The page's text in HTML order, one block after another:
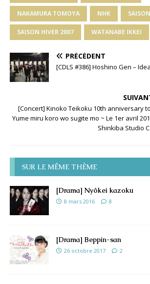
NAKAMURA TOMOYA NHK
SAISON HIVER 2007 WATANABE IKKEI
PRÉCÉDENT
[CDLS #386] Hoshino Gen – Idea
[Concert] Kinoko Teikoku 10th anniversary
Yume miru koro wo sugite mo ~ Le 1er avril
Shinkiba Studio
SUR LE MÊME THÈME
[Drama] Nyôkei kazoku
8 mars 2016 8
[Drama] Beppin-san
26 octobre 2017 2